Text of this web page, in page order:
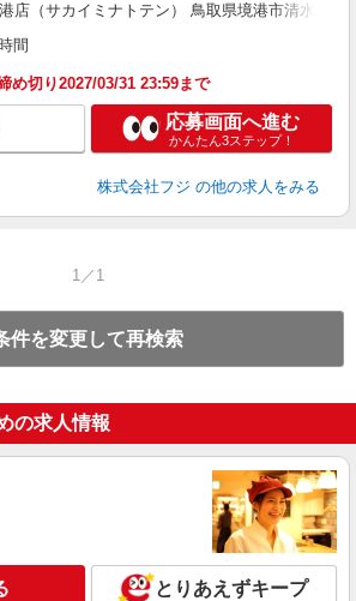
（サカイミナトテン） 鳥取県境港市清水町790
間
め切り2027/03/31 23:59まで
応募画面へ進む
かんたん3ステップ！
株式会社フジ の他の求人をみる
1／1
件を変更して再検索
の求人情報
とりあえずキープ